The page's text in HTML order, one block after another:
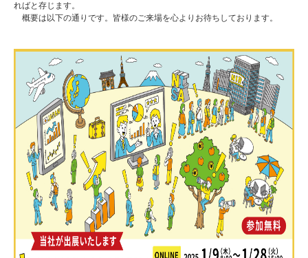
ればと存じます。
概要は以下の通りです。皆様のご来場を心よりお待ちしております。